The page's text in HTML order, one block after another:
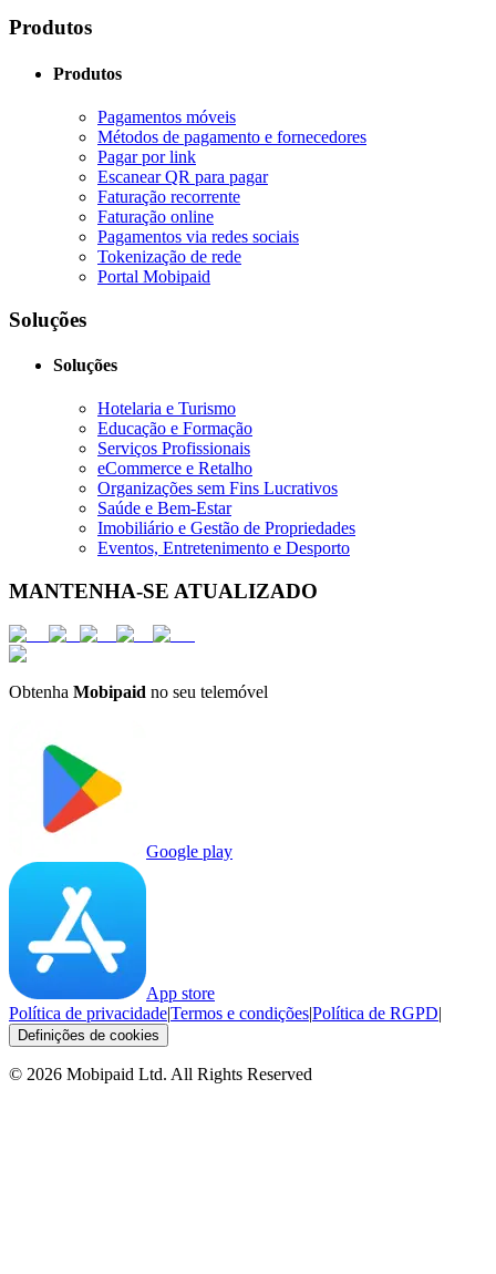
Produtos
Produtos
Pagamentos móveis
Métodos de pagamento e fornecedores
Pagar por link
Escanear QR para pagar
Faturação recorrente
Faturação online
Pagamentos via redes sociais
Tokenização de rede
Portal Mobipaid
Soluções
Soluções
Hotelaria e Turismo
Educação e Formação
Serviços Profissionais
eCommerce e Retalho
Organizações sem Fins Lucrativos
Saúde e Bem-Estar
Imobiliário e Gestão de Propriedades
Eventos, Entretenimento e Desporto
MANTENHA-SE ATUALIZADO
Obtenha Mobipaid no seu telemóvel
Google play
App store
Política de privacidade|Termos e condições|Política de RGPD|
Definições de cookies
© 2026 Mobipaid Ltd. All Rights Reserved